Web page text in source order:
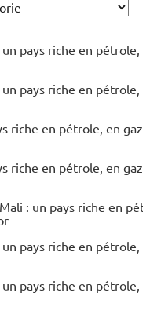
un pays riche en
un pays riche en
riche en pétrole, en
riche en pétrole, en
Mali : un pays riche en
un pays riche en
un pays riche en